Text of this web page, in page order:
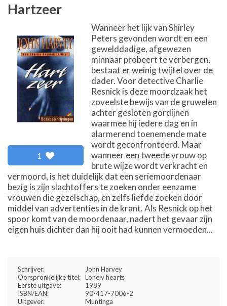
Hartzeer
1
Wanneer het lijk van Shirley
Peters gevonden wordt en een
gewelddadige, afgewezen
minnaar probeert te verbergen,
bestaat er weinig twijfel over de
dader. Voor detective Charlie
Resnick is deze moordzaak het
zoveelste bewijs van de gruwelen
achter gesloten gordijnen
waarmee hij iedere dag en in
alarmerend toenemende mate
wordt geconfronteerd. Maar
wanneer een tweede vrouw op
brute wijze wordt verkracht en
vermoord, is het duidelijk dat een seriemoordenaar
bezig is zijn slachtoffers te zoeken onder eenzame
vrouwen die gezelschap, en zelfs liefde zoeken door
middel van advertenties in de krant. Als Resnick op het
spoor komt van de moordenaar, nadert het gevaar zijn
eigen huis dichter dan hij ooit had kunnen vermoeden...
Schrijver:
John Harvey
Oorspronkelijke titel: Lonely hearts
Eerste uitgave:
1989
ISBN/EAN:
90-417-7006-2
Uitgever:
Muntinga